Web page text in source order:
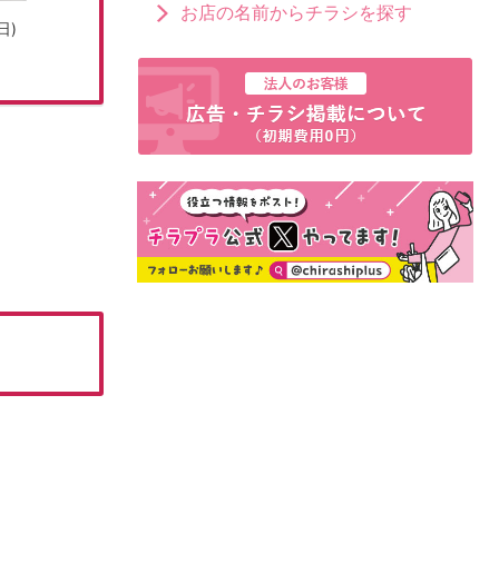
)
お店の名前からチラシを探す